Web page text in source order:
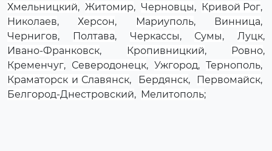
Хмельницкий, Житомир, Черновцы, Кривой Рог,
Николаев, Херсон, Мариуполь, Винница,
Чернигов, Полтава, Черкассы, Сумы, Луцк,
Ивано-Франковск, Кропивницкий, Ровно,
Кременчуг, Северодонецк, Ужгород, Тернополь,
Краматорск и Славянск, Бердянск, Первомайск,
Белгород-Днестровский, Мелитополь;